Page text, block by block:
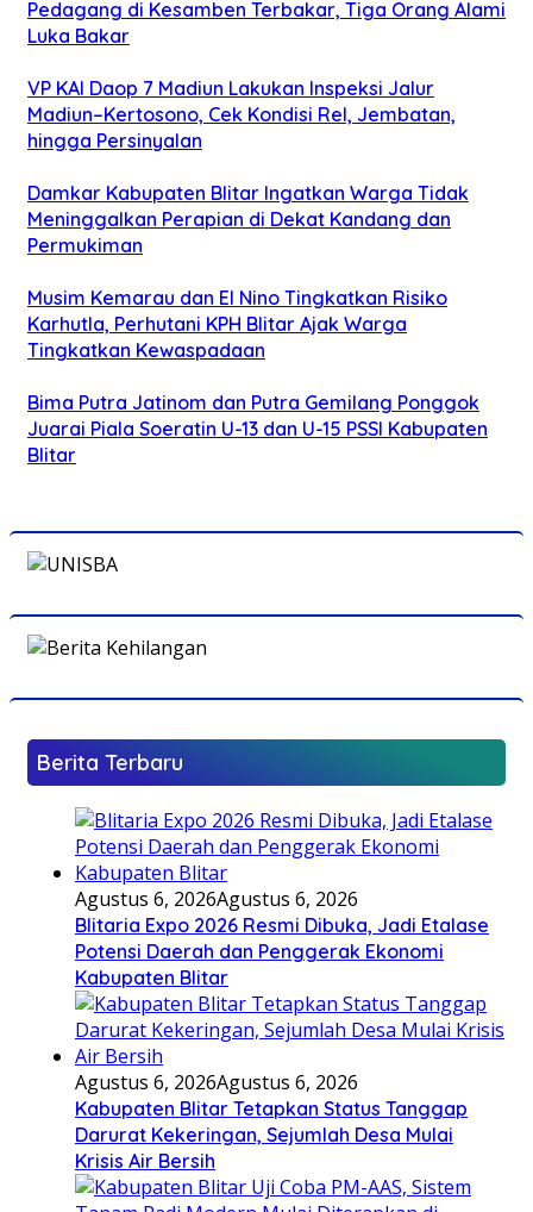
Pedagang di Kesamben Terbakar, Tiga Orang Alami
Luka Bakar
VP KAI Daop 7 Madiun Lakukan Inspeksi Jalur
Madiun–Kertosono, Cek Kondisi Rel, Jembatan,
hingga Persinyalan
Damkar Kabupaten Blitar Ingatkan Warga Tidak
Meninggalkan Perapian di Dekat Kandang dan
Permukiman
Musim Kemarau dan El Nino Tingkatkan Risiko
Karhutla, Perhutani KPH Blitar Ajak Warga
Tingkatkan Kewaspadaan
Bima Putra Jatinom dan Putra Gemilang Ponggok
Juarai Piala Soeratin U-13 dan U-15 PSSI Kabupaten
Blitar
Berita Terbaru
Agustus 6, 2026Agustus 6, 2026
Blitaria Expo 2026 Resmi Dibuka, Jadi Etalase
Potensi Daerah dan Penggerak Ekonomi
Kabupaten Blitar
Agustus 6, 2026Agustus 6, 2026
Kabupaten Blitar Tetapkan Status Tanggap
Darurat Kekeringan, Sejumlah Desa Mulai
Krisis Air Bersih